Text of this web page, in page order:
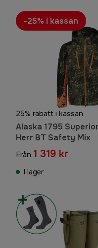
25% rabatt i kassan
Alaska 1795
Herr BT Safety Mix
Från 1 319 kr
I lager
-25% i kassan